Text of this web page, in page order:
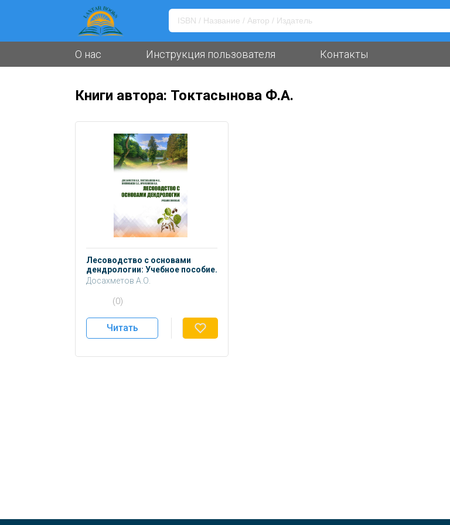
О нас Инструкция пользователя Контакты
Книги автора: Токтасынова Ф.А.
Лесоводство с основами
дендрологии: Учебное пособие.
Досахметов А.О.
Токтасынова Ф.А.
Орайханова А.А.
(0)
Читать